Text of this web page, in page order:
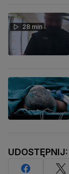
28 min
UDOSTĘPNIJ: